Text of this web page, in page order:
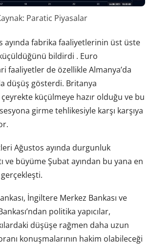
Paratic Piyasalar
ayında fabrika faaliyetlerinin üst üste
bildirdi . Euro
faaliyetler de özellikle Almanya’da
düşüş gösterdi. Britanya
küçülmeye hazır olduğu ve bu
girme tehlikesiyle karşı karşıya
Ağustos ayında durgunluk
ve büyüme Şubat ayından bu yana en
İngiltere Merkez Bankası ve
politika yapıcılar,
düşüşe rağmen daha uzun
konuşmalarının hakim olabileceği